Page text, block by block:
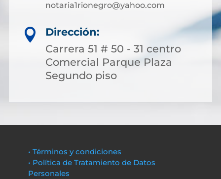
notaria1rionegro@yahoo.com

Dirección:
Carrera 51 # 50 - 31 centro
Comercial Parque Plaza
Segundo piso
• Términos y condiciones
• Política de Tratamiento de Datos
Personales